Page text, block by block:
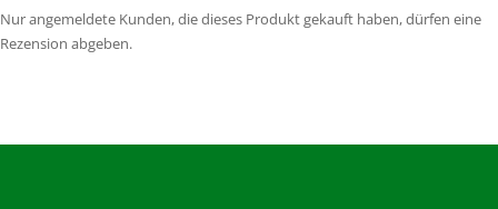
Nur angemeldete Kunden, die dieses Produkt gekauft haben, dürfen eine
Rezension abgeben.